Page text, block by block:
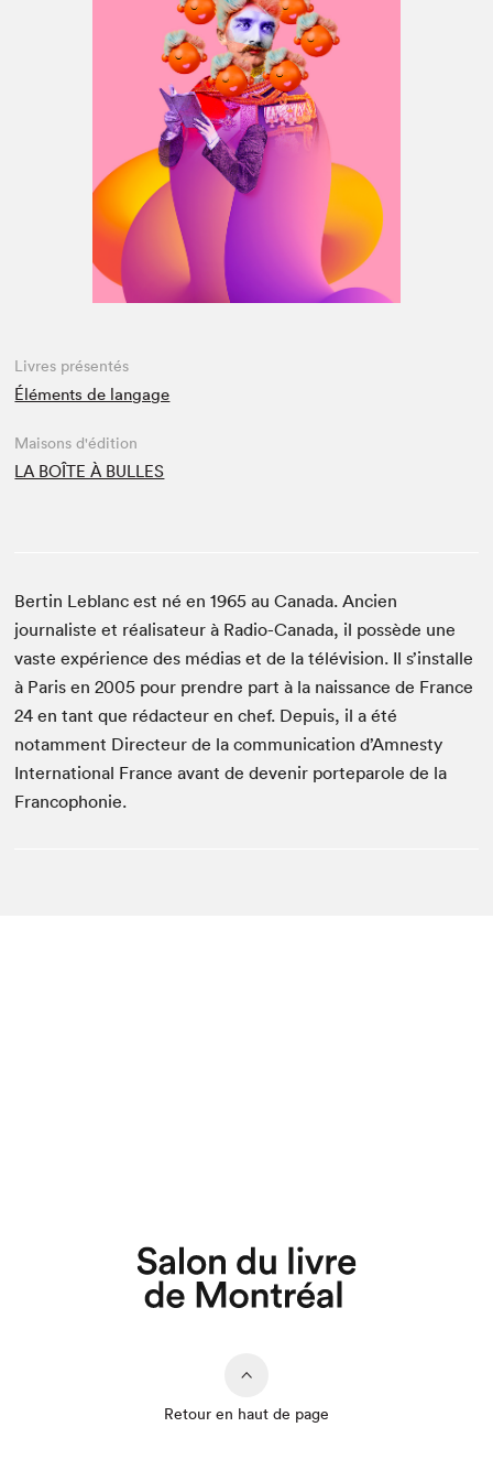
Livres présentés
Éléments de langage
Maisons d'édition
LA BOÎTE À BULLES
Bertin Leblanc est né en 1965 au Canada. Ancien
journaliste et réalisateur à Radio-Canada, il possède une
vaste expérience des médias et de la télévision. Il s’installe
à Paris en 2005 pour prendre part à la naissance de France
24 en tant que rédacteur en chef. Depuis, il a été
notamment Directeur de la communication d’Amnesty
International France avant de devenir porteparole de la
Francophonie.
Retour en haut de page